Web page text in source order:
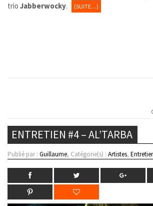
trio Jabberwocky. (SUITE…)
ENTRETIEN #4 – AL’TARBA
Publié par : Guillaume, Catégorie(s) : Artistes,